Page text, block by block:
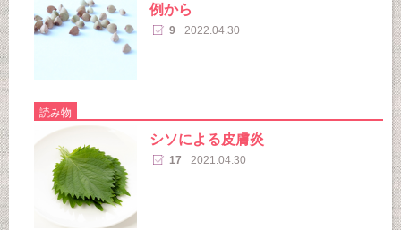
例から
9 2022.04.30
読み物
シソによる皮膚炎
17 2021.04.30